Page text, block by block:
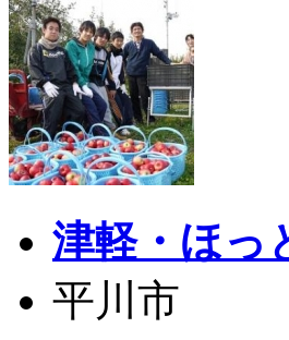
津軽・ほっ
平川市